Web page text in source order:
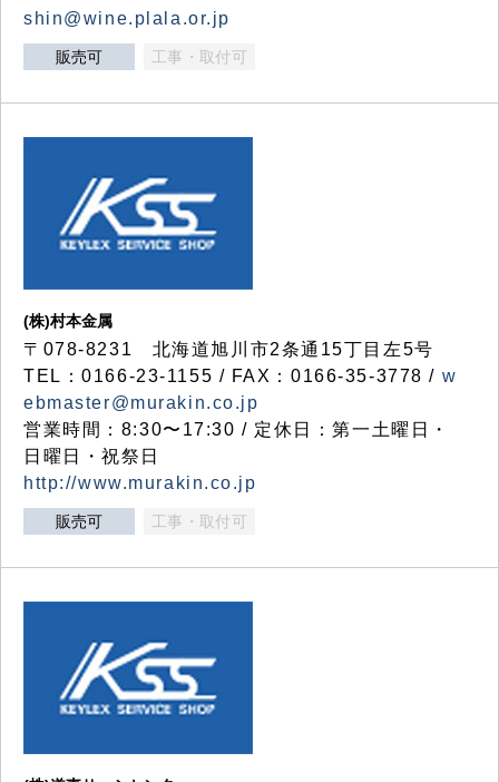
shin@wine.plala.or.jp
販売可 工事・取付可
(株)村本金属
〒078-8231 北海道旭川市2条通15丁目左5号
TEL：0166-23-1155 / FAX：0166-35-3778 / w
ebmaster@murakin.co.jp
営業時間：8:30〜17:30 / 定休日：第一土曜日・
日曜日・祝祭日
http://www.murakin.co.jp
販売可 工事・取付可